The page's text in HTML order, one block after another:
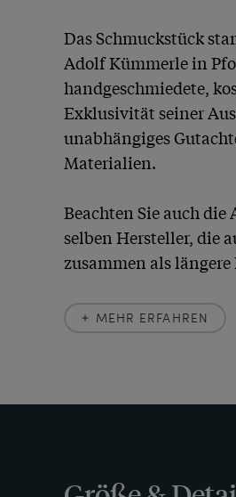
Das Schmuckstück
Adolf Kümmerle in
handgeschmiedete,
Exklusivität seiner
unabhängiges
Materialien.
Beachten Sie auch
selben Hersteller, die
zusammen als
Einige
Generationen
in besonderer Weise
unterschiedlichen
MEHR ERFAHREN